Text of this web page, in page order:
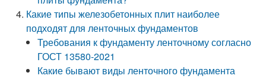
Какие типы железобетонных плит наиболее
подходят для ленточных фундаментов
Требования к фундаменту ленточному согласно
ГОСТ 13580-2021
Какие бывают виды ленточного фундамента